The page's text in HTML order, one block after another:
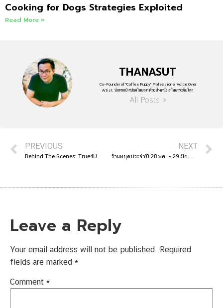
Cooking for Dogs Strategies Exploited
Read More »
THANASUT
Co-Founder of "Coffee Puppy" Professional Voice Over
Artist. นักพากย์ สปอตโฆษณา ตัวอย่างหนัง #โฆษกระดับโลก
All Posts »
PREVIOUS
Behind The Scenes: True4U
NEXT
ร้านหยุดประจำปี 28 พค. – 29 มิย. We are closed for the annual holidays
Leave a Reply
Your email address will not be published. Required
fields are marked *
Comment *